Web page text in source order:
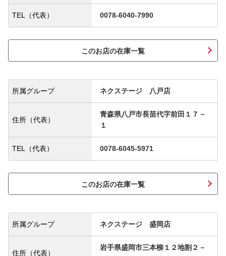
TEL（代表） 0078-6040-7990
このお店の在庫一覧
所属グループ ネクステージ 八戸店
住所（代表）
青森県八戸市長苗代字前田１７－
１
TEL（代表） 0078-6045-5971
このお店の在庫一覧
所属グループ ネクステージ 盛岡店
住所（代表）
岩手県盛岡市三本柳１２地割２－